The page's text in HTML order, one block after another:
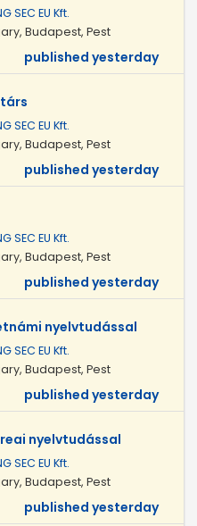
SEC EU Kft.
Budapest, Pest
published yesterday
SEC EU Kft.
Budapest, Pest
published yesterday
SEC EU Kft.
Budapest, Pest
published yesterday
nyelvtudással
SEC EU Kft.
Budapest, Pest
published yesterday
nyelvtudással
SEC EU Kft.
Budapest, Pest
published yesterday